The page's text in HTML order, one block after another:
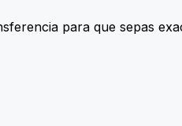
para que sepas